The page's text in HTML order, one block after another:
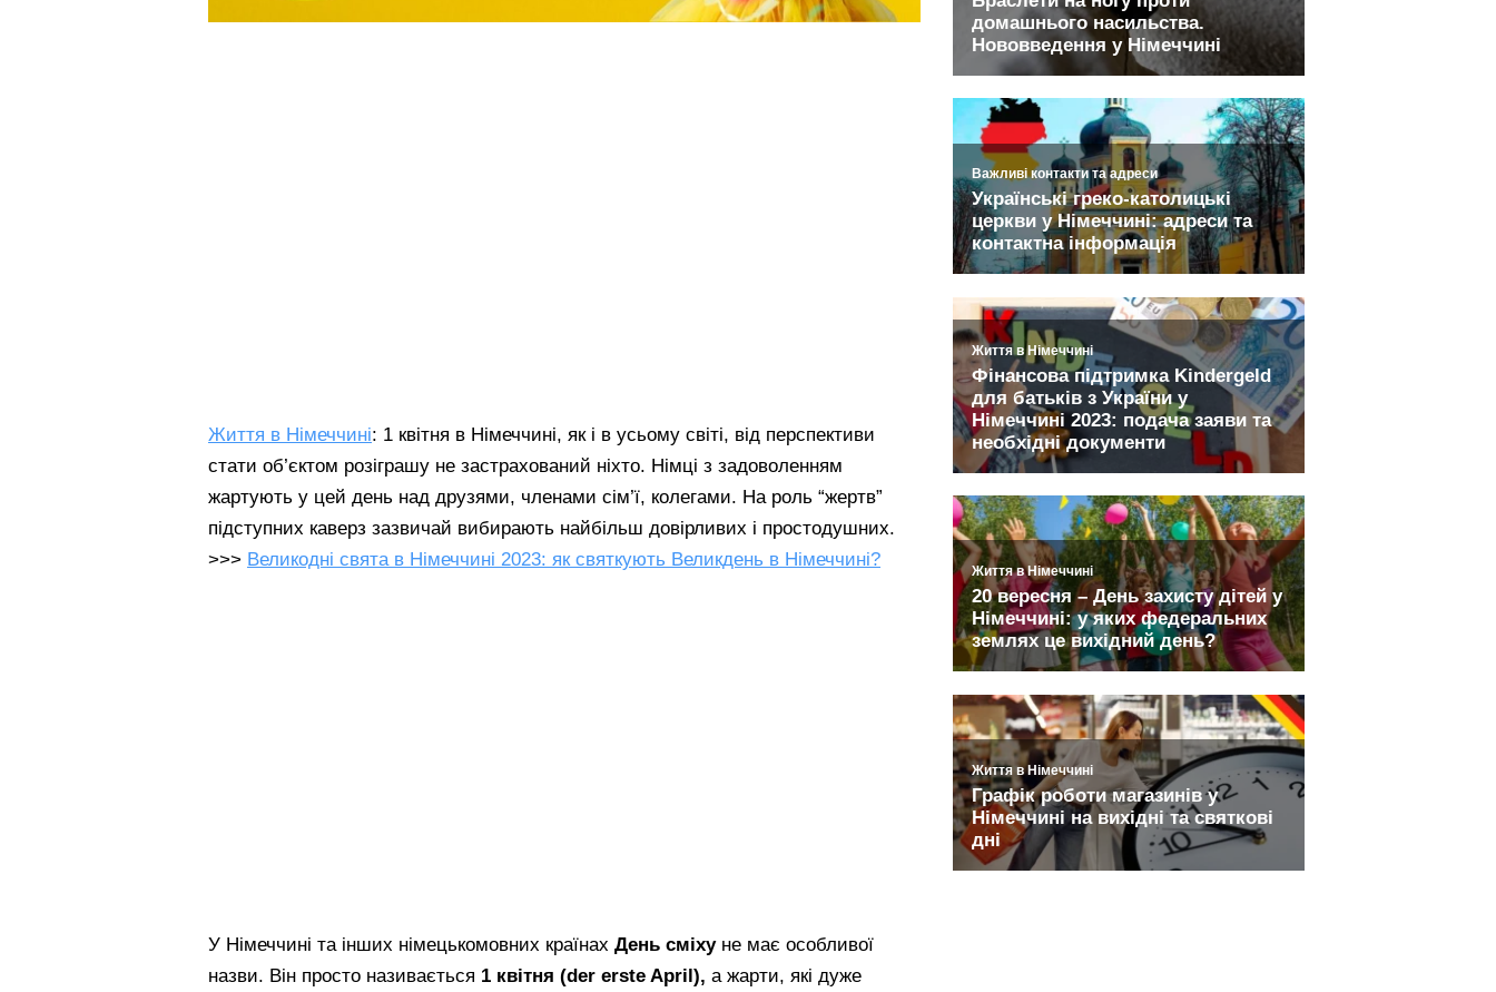
Життя в Німеччині: 1 квітня в Німеччині, як і в усьому світі, від перспективи
стати об’єктом розіграшу не застрахований ніхто. Німці з задоволенням
жартують у цей день над друзями, членами сім’ї, колегами. На роль “жертв”
підступних каверз зазвичай вибирають найбільш довірливих і простодушних.
>>> Великодні свята в Німеччині 2023: як святкують Великдень в Німеччині?
У Німеччині та інших німецькомовних країнах День сміхуне має особливої
назви. Він просто називається 1 квітня (der erste April), а жарти, які дуже